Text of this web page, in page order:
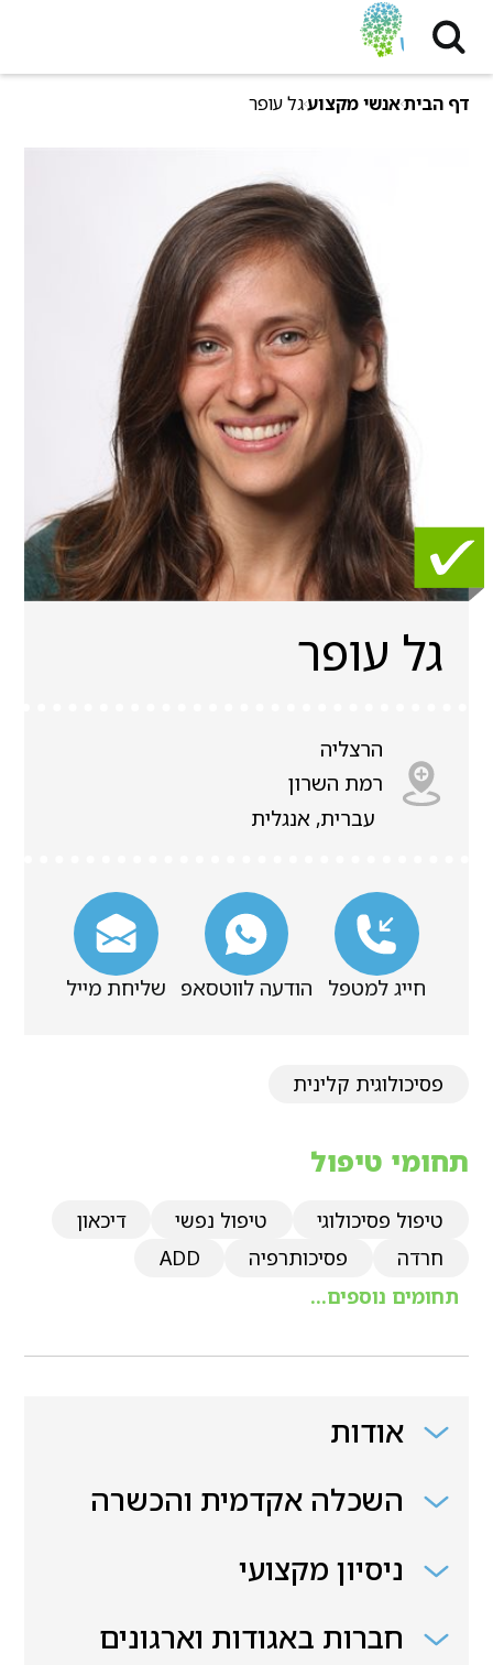
דף הביתאנשי מקצועגל עופר
גל עופר
הרצליה
רמת השרון
עברית, אנגלית
חייג למטפל הודעה לווטסאפ שליחת מייל
פסיכולוגית קלינית
תחומי טיפול
טיפול פסיכולוגי טיפול נפשי
דיכאון
חרדה
פסיכותרפיה
ADD
תחומים נוספים...
אודות
השכלה אקדמית והכשרה
ניסיון מקצועי
חברות באגודות וארגונים